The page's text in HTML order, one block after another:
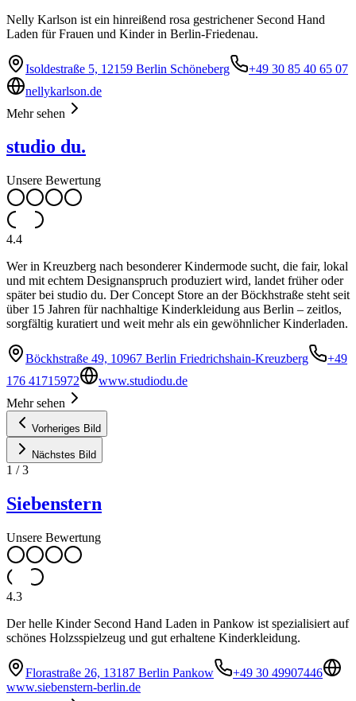
Nelly Karlson ist ein hinreißend rosa gestrichener Second Hand
Laden für Frauen und Kinder in Berlin-Friedenau.
Isoldestraße 5, 12159 Berlin Schöneberg
+49 30 85 40 65 07
nellykarlson.de
Mehr sehen
studio du.
Unsere Bewertung
4.4
Wer in Kreuzberg nach besonderer Kindermode sucht, die fair, lokal
und mit echtem Designanspruch produziert wird, landet früher oder
später bei studio du. Der Concept Store an der Böckhstraße steht seit
über 15 Jahren für nachhaltige Kinderkleidung aus Berlin – zeitlos,
sorgfältig kuratiert und weit mehr als ein gewöhnlicher Kinderladen.
Böckhstraße 49, 10967 Berlin Friedrichshain-Kreuzberg
+49
176 41715972
www.studiodu.de
Mehr sehen
Vorheriges Bild
Nächstes Bild
1 /3
Siebenstern
Unsere Bewertung
4.3
Der helle Kinder Second Hand Laden in Pankow ist spezialisiert auf
schönes Holzsspielzeug und gut erhaltene Kinderkleidung.
Florastraße 26, 13187 Berlin Pankow
+49 30 49907446
www.siebenstern-berlin.de